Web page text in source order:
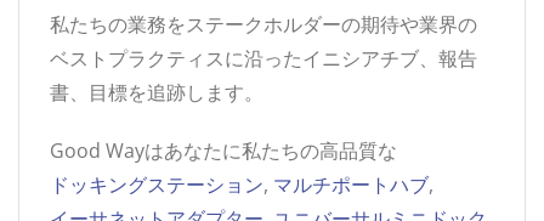
私たちの業務をステークホルダーの期待や業界の
ベストプラクティスに沿ったイニシアチブ、報告
書、目標を追跡します。
Good Wayはあなたに私たちの高品質な
ドッキングステーション, マルチポートハブ,